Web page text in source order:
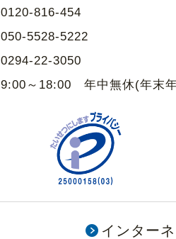
0120-816-454
050-5528-5222
0294-22-3050
9:00～18:00 年中無休(年末
インター